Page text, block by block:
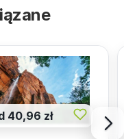
40,96 zł